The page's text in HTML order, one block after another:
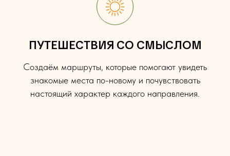
ПУТЕШЕСТВИЯ СО СМЫСЛОМ
Создаём маршруты, которые помогают увидеть
знакомые места по-новому и почувствовать
настоящий характер каждого направления.